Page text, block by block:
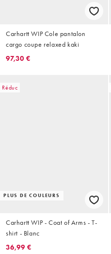
Carhartt WIP Cole pantalon
cargo coupe relaxed kaki
97,30 €
Réduc
PLUS DE COULEURS
Carhartt WIP - Coat of Arms - T-
shirt - Blanc
36,99 €